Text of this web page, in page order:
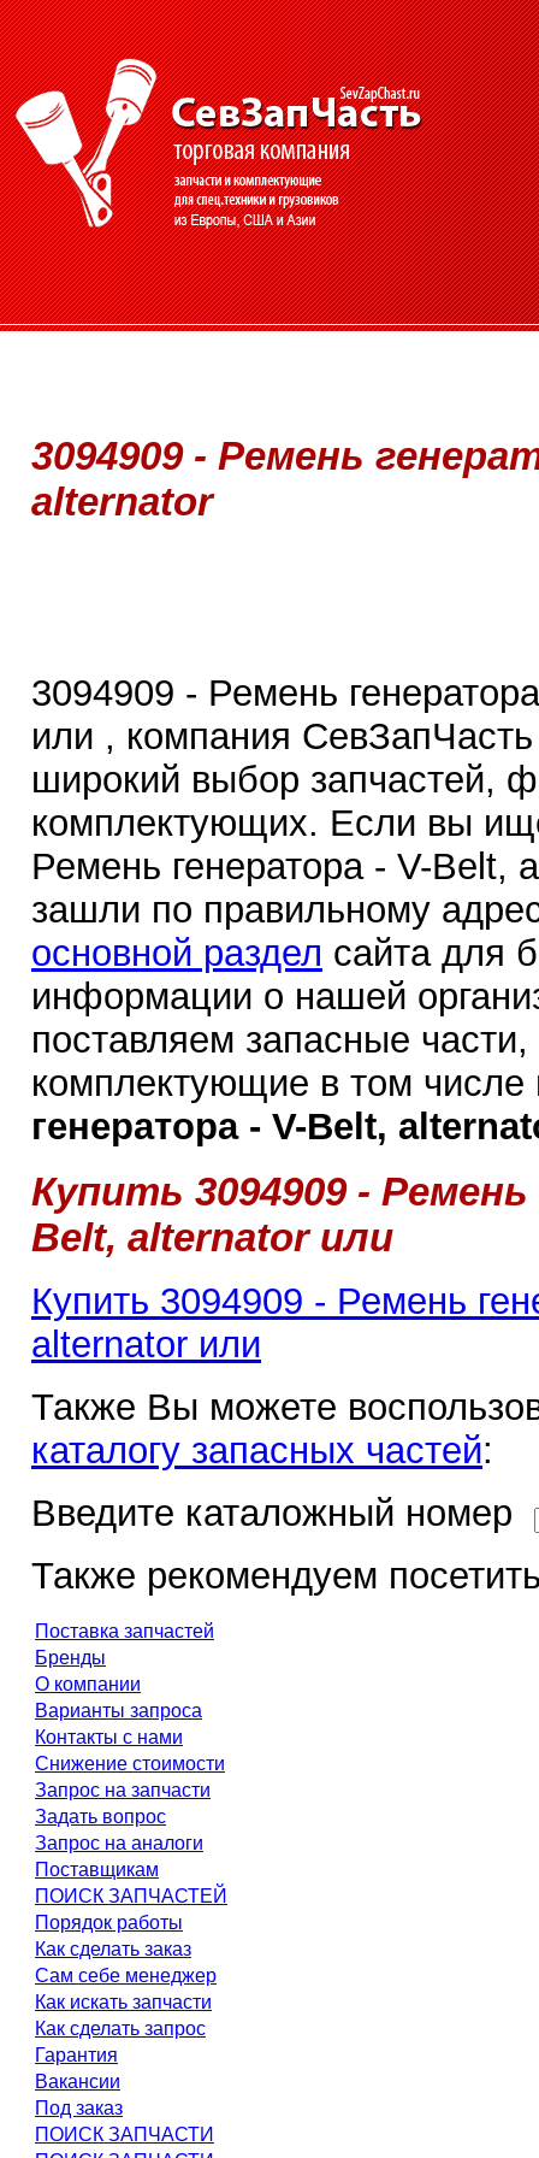
3094909 - Ремень
alternator
3094909 - Ремень
или , компания СевЗапЧасть
широкий выбор запчастей,
комплектующих. Если вы
Ремень генератора - V-Belt,
зашли по правильному
основной раздел сайта для
информации о нашей
поставляем запасные
комплектующие в том
генератора - V-Belt,
Купить 3094909 -
Belt, alternator или
Купить 3094909 - Ремень
alternator или
Также Вы можете
каталогу запасных частей:
Введите каталожный номер
Также рекомендуем
Поставка запчастей
Бренды
О компании
Варианты запроса
Контакты с нами
Снижение стоимости
Запрос на запчасти
Задать вопрос
Запрос на аналоги
Поставщикам
ПОИСК ЗАПЧАСТЕЙ
Порядок работы
Как сделать заказ
Сам себе менеджер
Как искать запчасти
Как сделать запрос
Гарантия
Вакансии
Под заказ
ПОИСК ЗАПЧАСТИ